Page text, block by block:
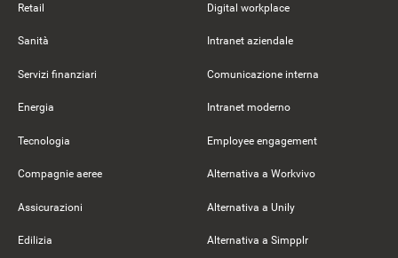
Retail
Sanità
Servizi finanziari
Energia
Tecnologia
Compagnie aeree
Assicurazioni
Edilizia
Digital workplace
Intranet aziendale
Comunicazione interna
Intranet moderno
Employee engagement
Alternativa a Workvivo
Alternativa a Unily
Alternativa a Simpplr